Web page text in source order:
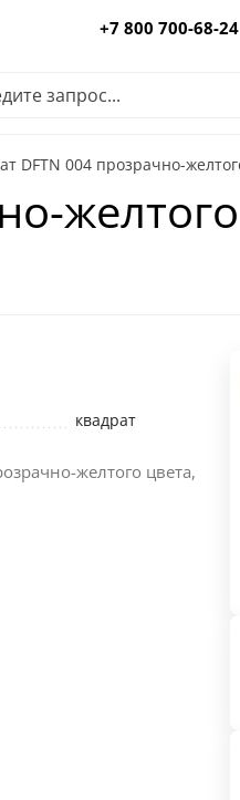
+7 800 700-68-24
DFTN 004 прозрачно-
квадрат
желтого цвета,